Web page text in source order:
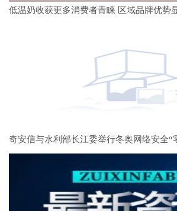
低温奶收获更多消费者青睐 区域品牌优势
奇安信与水利部长江委举行冬奥网络安全“